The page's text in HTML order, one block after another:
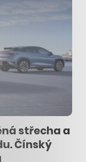
střecha a
Čínský